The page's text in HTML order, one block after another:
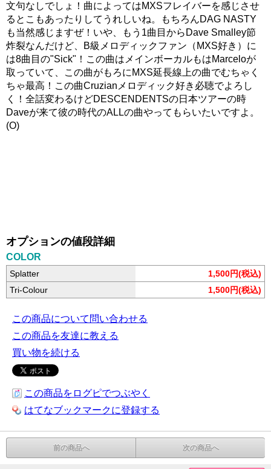
文句なしでしょ！曲によってはMXSフレイバーを感じさせ
るとこもあったりしてうれしいね。もちろんDAG NASTY
も当然感じますぜ！いや、もう1曲目からDave Smalley節
炸裂なんだけど、B級メロディックファン（MXS好き）に
は8曲目の"Sick"！この曲はメインボーカルもはMarceloが
取っていて、この曲がもろにMXS延長線上の曲でむちゃく
ちゃ最高！この曲Cruzianメロディック好き必聴でよろし
く！全話変わるけどDESCENDENTSの日本ツアーの時
Daveが来て彼の時代のALLの曲やってもらいたいですよ。
(O)
オプションの値段詳細
COLOR
Splatter
1,500円(税込)
Tri-Colour
1,500円(税込)
この商品について問い合わせる
この商品を友達に教える
買い物を続ける
この商品をログピでつぶやく
はてなブックマークに登録する
前の商品へ 次の商品へ